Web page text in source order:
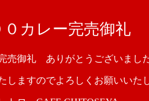
カレー完売御礼
売御礼 ありがとうございました
しますのでよろしくお願いいた